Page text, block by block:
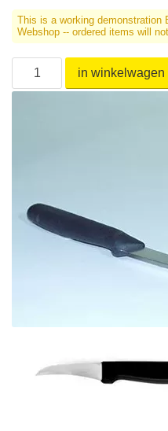
This is a working demonstration
Webshop -- ordered items will
in winkelwagen